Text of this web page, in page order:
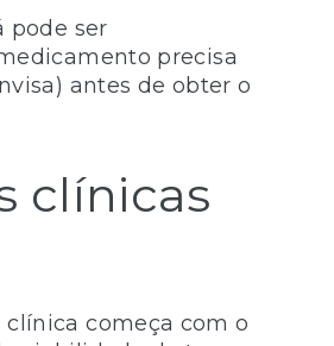
pode ser
precisa
antes de obter o
clínicas
começa com o